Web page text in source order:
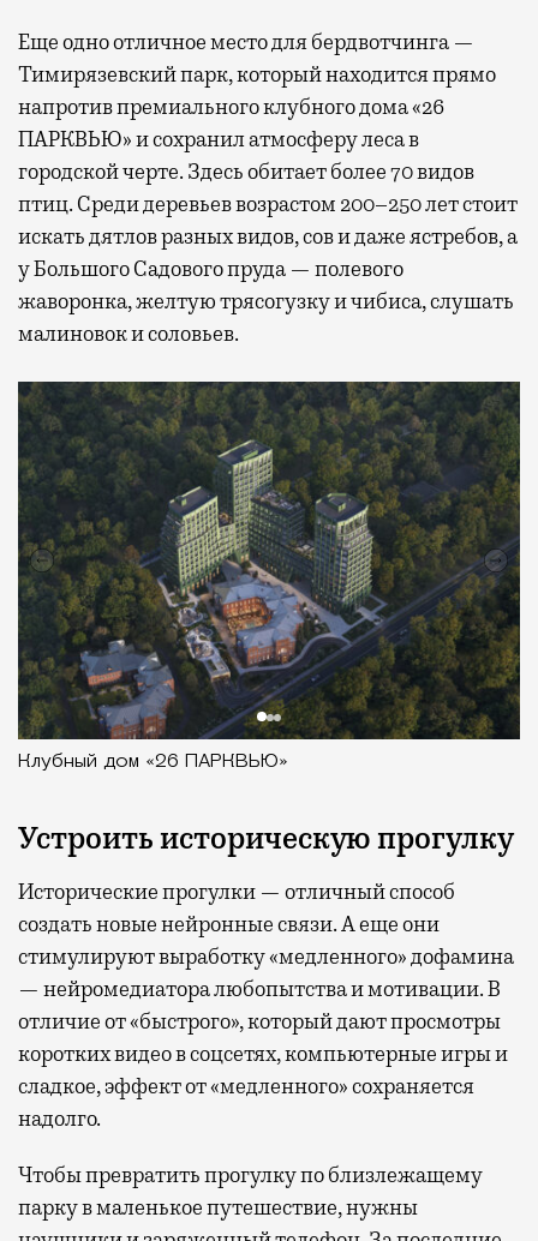
Еще одно отличное место для бердвотчинга —
Тимирязевский парк, который находится прямо
напротив премиального клубного дома «26
ПАРКВЬЮ» и сохранил атмосферу леса в
городской черте. Здесь обитает более 70 видов
птиц. Среди деревьев возрастом 200–250 лет стоит
искать дятлов разных видов, сов и даже ястребов, а
у Большого Садового пруда — полевого
жаворонка, желтую трясогузку и чибиса, слушать
малиновок и соловьев.
Клубный дом «26 ПАРКВЬЮ»
Устроить историческую прогулку
Исторические прогулки — отличный способ
создать новые нейронные связи. А еще они
стимулируют выработку «медленного» дофамина
— нейромедиатора любопытства и мотивации. В
отличие от «быстрого», который дают просмотры
коротких видео в соцсетях, компьютерные игры и
сладкое, эффект от «медленного» сохраняется
надолго.
Чтобы превратить прогулку по близлежащему
парку в маленькое путешествие, нужны